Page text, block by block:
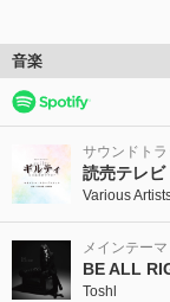
音楽
サウンドトラ
Various
メインテーマ
BE ALL
Toshl